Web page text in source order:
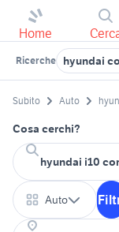
Home
Ricerche hyundai
Subito Auto
Cosa cerchi?
Auto